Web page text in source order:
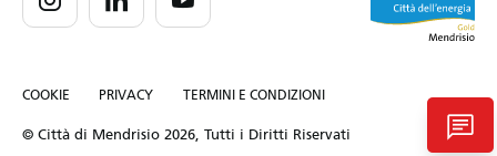
COOKIE PRIVACY TERMINI E CONDIZIONI
© Città di Mendrisio 2026, Tutti i Diritti Riservati chat